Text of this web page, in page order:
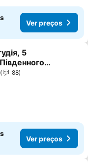
Ver preços
aos favoritos
5
88
Ver preços